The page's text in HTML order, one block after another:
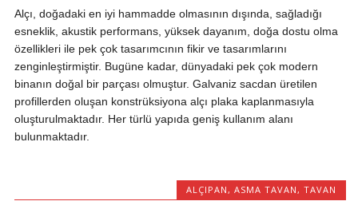
Alçı, doğadaki en iyi hammadde olmasının dışında, sağladığı
esneklik, akustik performans, yüksek dayanım, doğa dostu olma
özellikleri ile pek çok tasarımcının fikir ve tasarımlarını
zenginleştirmiştir. Bugüne kadar, dünyadaki pek çok modern
binanın doğal bir parçası olmuştur. Galvaniz sacdan üretilen
profillerden oluşan konstrüksiyona alçı plaka kaplanmasıyla
oluşturulmaktadır. Her türlü yapıda geniş kullanım alanı
bulunmaktadır.
ALÇIPAN , ASMA TAVAN , TAVAN